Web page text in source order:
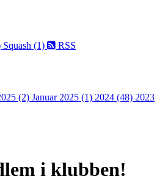
Squash (1) RSS
(2) Januar 2025 (1) 2024 (48) 2023
i klubben!